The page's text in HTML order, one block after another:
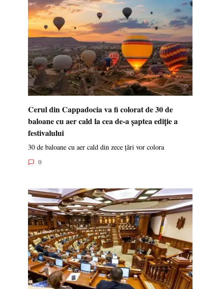
Cerul din Cappadocia va fi colorat de 30 de
baloane cu aer cald la cea de-a șaptea ediție a
festivalului
30 de baloane cu aer cald din zece țări vor colora
0